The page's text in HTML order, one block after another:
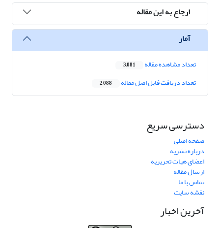
ارجاع به این مقاله
آمار
تعداد مشاهده مقاله 3,081
تعداد دریافت فایل اصل مقاله 2,088
دسترسی سریع
صفحه اصلی
درباره نشریه
اعضای هیات تحریریه
ارسال مقاله
تماس با ما
نقشه سایت
آخرین اخبار